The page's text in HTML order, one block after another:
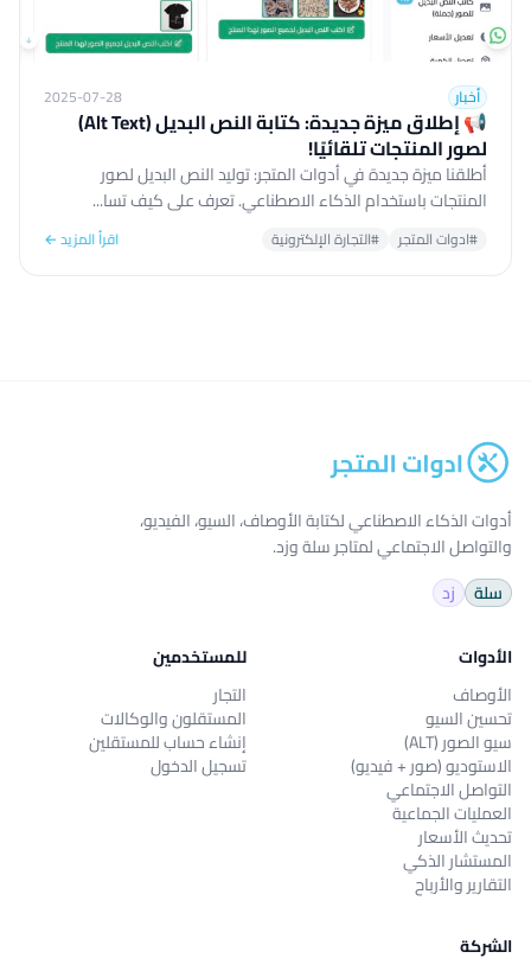
أخبار 2025-07-28
📢 إطلاق ميزة جديدة: كتابة النص البديل (Alt Text)
لصور المنتجات تلقائيًا!
أطلقنا ميزة جديدة في أدوات المتجر: توليد النص البديل لصور
المنتجات باستخدام الذكاء الاصطناعي. تعرف على كيف تسا...
#ادوات المتجر #التجارة الإلكترونية اقرأ المزيد ←
أدوات الذكاء الاصطناعي لكتابة الأوصاف، السيو، الفيديو،
والتواصل الاجتماعي لمتاجر سلة وزد.
سلة
زد
الأدوات
الأوصاف
تحسين السيو
سيو الصور (ALT)
الاستوديو (صور + فيديو)
التواصل الاجتماعي
العمليات الجماعية
تحديث الأسعار
المستشار الذكي
التقارير والأرباح
للمستخدمين
التجار
المستقلون والوكالات
إنشاء حساب للمستقلين
تسجيل الدخول
الشركة